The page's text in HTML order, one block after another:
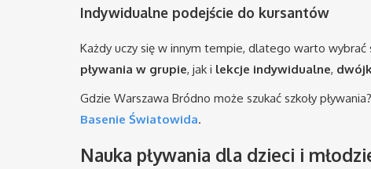
Indywidualne podejście do kursantów
Każdy uczy się w innym tempie, dlatego warto wybrać
pływania w grupie, jak i lekcje indywidualne,
Gdzie Warszawa Bródno może szukać szkoły
Basenie Światowida.
Nauka pływania dla dzieci i